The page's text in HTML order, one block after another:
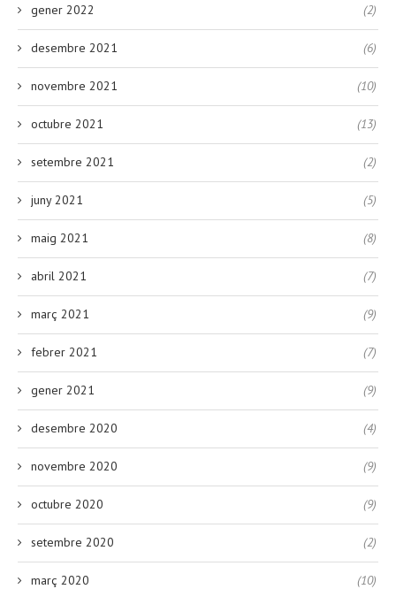
gener 2022 (2)
desembre 2021 (6)
novembre 2021 (10)
octubre 2021 (13)
setembre 2021 (2)
juny 2021 (5)
maig 2021 (8)
abril 2021 (7)
març 2021 (9)
febrer 2021 (7)
gener 2021 (9)
desembre 2020 (4)
novembre 2020 (9)
octubre 2020 (9)
setembre 2020 (2)
març 2020 (10)